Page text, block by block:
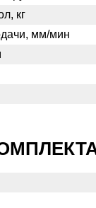
кг
мм/мин